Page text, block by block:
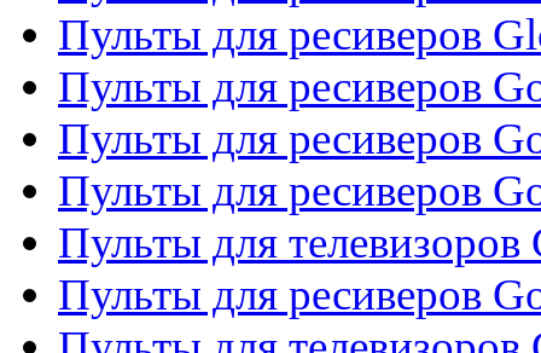
Пульты для ресиверов
Пульты для ресиверов
Пульты для ресиверов
Пульты для ресиверов
Пульты для телевизоров
Пульты для ресиверов